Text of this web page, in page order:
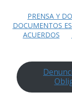
PRENSA Y
DOCUMENTOS
ACUERDOS